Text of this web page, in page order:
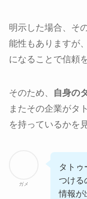
明示した場合、そ
能性もありますが
になることで信頼
そのため、 自身の
またその企業がタ
を持っているかを
ガメ
タトゥ
つける
情報が